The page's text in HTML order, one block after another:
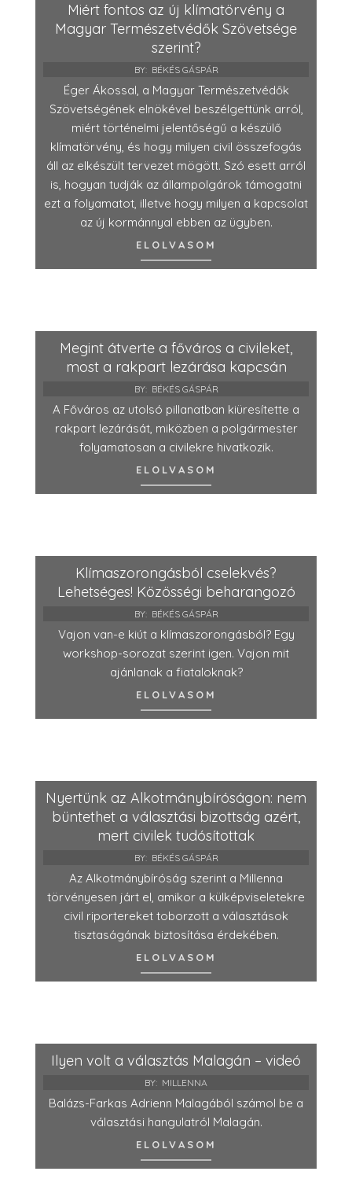
Miért fontos az új klímatörvény a
Magyar Természetvédők Szövetsége
szerint?
BY: BÉKÉS GÁSPÁR
Éger Ákossal, a Magyar Természetvédők
Szövetségének elnökével beszélgettünk arról,
miért történelmi jelentőségű a készülő
klímatörvény, és hogy milyen civil összefogás
áll az elkészült tervezet mögött. Szó esett arról
is, hogyan tudják az állampolgárok támogatni
ezt a folyamatot, illetve hogy milyen a kapcsolat
az új kormánnyal ebben az ügyben.
ELOLVASOM
Megint átverte a főváros a civileket,
most a rakpart lezárása kapcsán
BY: BÉKÉS GÁSPÁR
A Főváros az utolsó pillanatban kiüresítette a
rakpart lezárását, miközben a polgármester
folyamatosan a civilekre hivatkozik.
ELOLVASOM
Klímaszorongásból cselekvés?
Lehetséges! Közösségi beharangozó
BY: BÉKÉS GÁSPÁR
Vajon van-e kiút a klímaszorongásból? Egy
workshop-sorozat szerint igen. Vajon mit
ajánlanak a fiataloknak?
ELOLVASOM
Nyertünk az Alkotmánybíróságon: nem
büntethet a választási bizottság azért,
mert civilek tudósítottak
BY: BÉKÉS GÁSPÁR
Az Alkotmánybíróság szerint a Millenna
törvényesen járt el, amikor a külképviseletekre
civil riportereket toborzott a választások
tisztaságának biztosítása érdekében.
ELOLVASOM
Ilyen volt a választás Malagán – videó
BY: MILLENNA
Balázs-Farkas Adrienn Malagából számol be a
választási hangulatról Malagán.
ELOLVASOM